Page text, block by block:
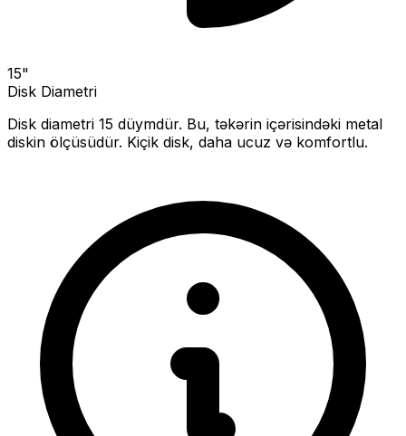
15"
Disk Diametri
Disk diametri 15 düymdür. Bu, təkərin içərisindəki metal
diskin ölçüsüdür. Kiçik disk, daha ucuz və komfortlu.